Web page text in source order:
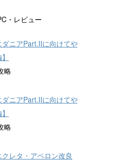
・レビュー
ダニアPart.IIに向けてや
略
ダニアPart.IIに向けてや
略
クレタ・アペロン改良